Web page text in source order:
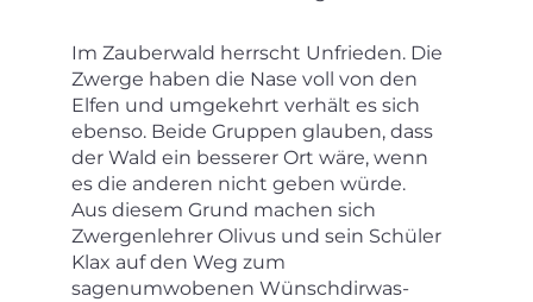
Im Zauberwald herrscht Unfrieden. Die
Zwerge haben die Nase voll von den
Elfen und umgekehrt verhält es sich
ebenso. Beide Gruppen glauben, dass
der Wald ein besserer Ort wäre, wenn
es die anderen nicht geben würde.
Aus diesem Grund machen sich
Zwergenlehrer Olivus und sein Schüler
Klax auf den Weg zum
sagenumwobenen Wünschdirwas-